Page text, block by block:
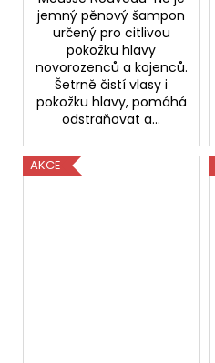
jemný pěnový šampon
určený pro citlivou
pokožku hlavy
novorozenců a kojenců.
Šetrně čistí vlasy i
pokožku hlavy, pomáhá
odstraňovat a...
AKCE